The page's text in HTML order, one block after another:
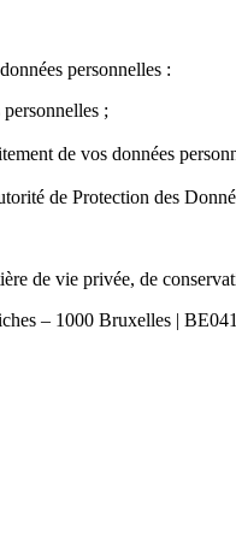
personnelles :
;
de vos données
de Protection des
de vie privée, de
– 1000 Bruxelles |